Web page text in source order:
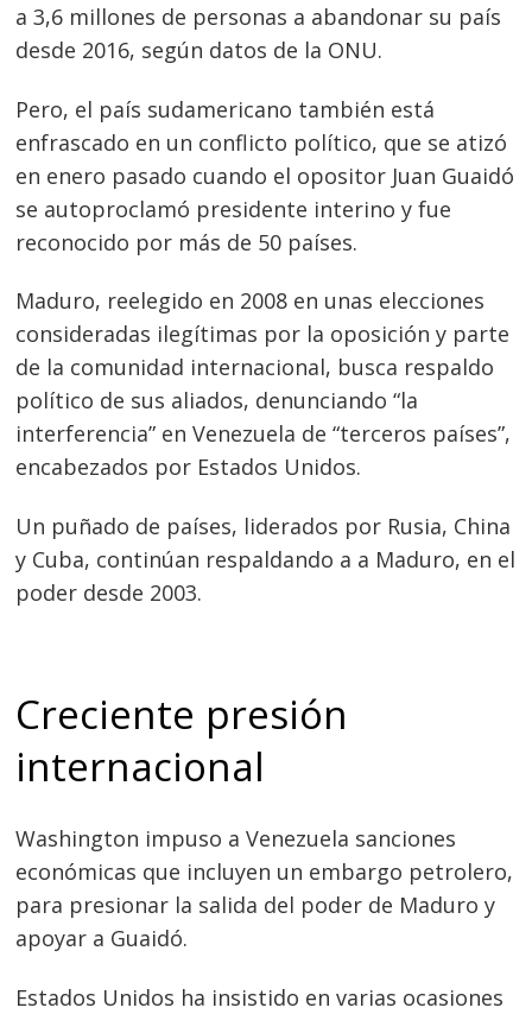
a 3,6 millones de personas a abandonar su país
desde 2016, según datos de la ONU.
Pero, el país sudamericano también está
enfrascado en un conflicto político, que se atizó
en enero pasado cuando el opositor Juan Guaidó
se autoproclamó presidente interino y fue
reconocido por más de 50 países.
Maduro, reelegido en 2008 en unas elecciones
consideradas ilegítimas por la oposición y parte
de la comunidad internacional, busca respaldo
político de sus aliados, denunciando “la
interferencia” en Venezuela de “terceros países”,
encabezados por Estados Unidos.
Un puñado de países, liderados por Rusia, China
y Cuba, continúan respaldando a a Maduro, en el
poder desde 2003.
Creciente presión
internacional
Washington impuso a Venezuela sanciones
económicas que incluyen un embargo petrolero,
para presionar la salida del poder de Maduro y
apoyar a Guaidó.
Estados Unidos ha insistido en varias ocasiones
Navegación
de